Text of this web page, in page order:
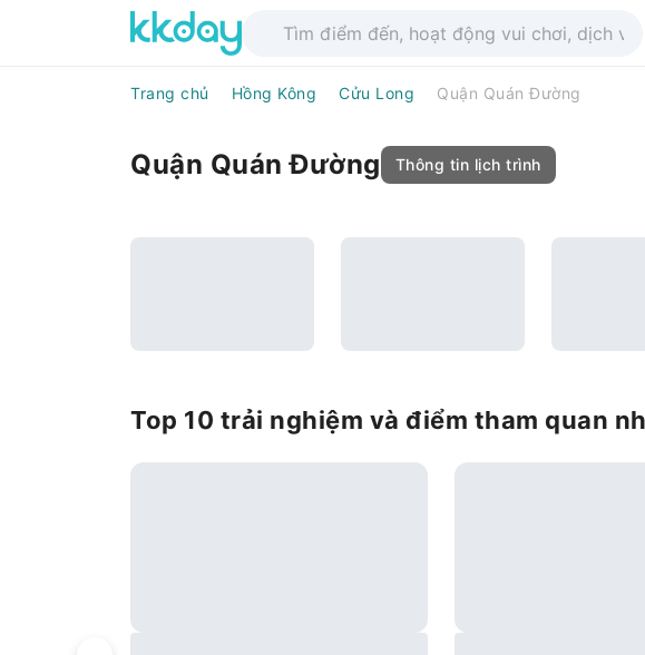
Trang chủ Hồng Kông Cửu Long Quận Quán Đường
Quận Quán Đường Thông tin lịch trình
Top 10 trải nghiệm và điểm tham quan